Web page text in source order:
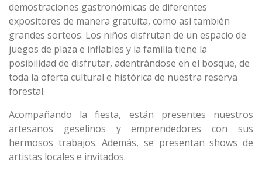
demostraciones gastronómicas de diferentes
expositores de manera gratuita, como así también
grandes sorteos. Los niños disfrutan de un espacio de
juegos de plaza e inflables y la familia tiene la
posibilidad de disfrutar, adentrándose en el bosque, de
toda la oferta cultural e histórica de nuestra reserva
forestal.
Acompañando la fiesta, están presentes nuestros
artesanos geselinos y emprendedores con sus
hermosos trabajos. Además, se presentan shows de
artistas locales e invitados.